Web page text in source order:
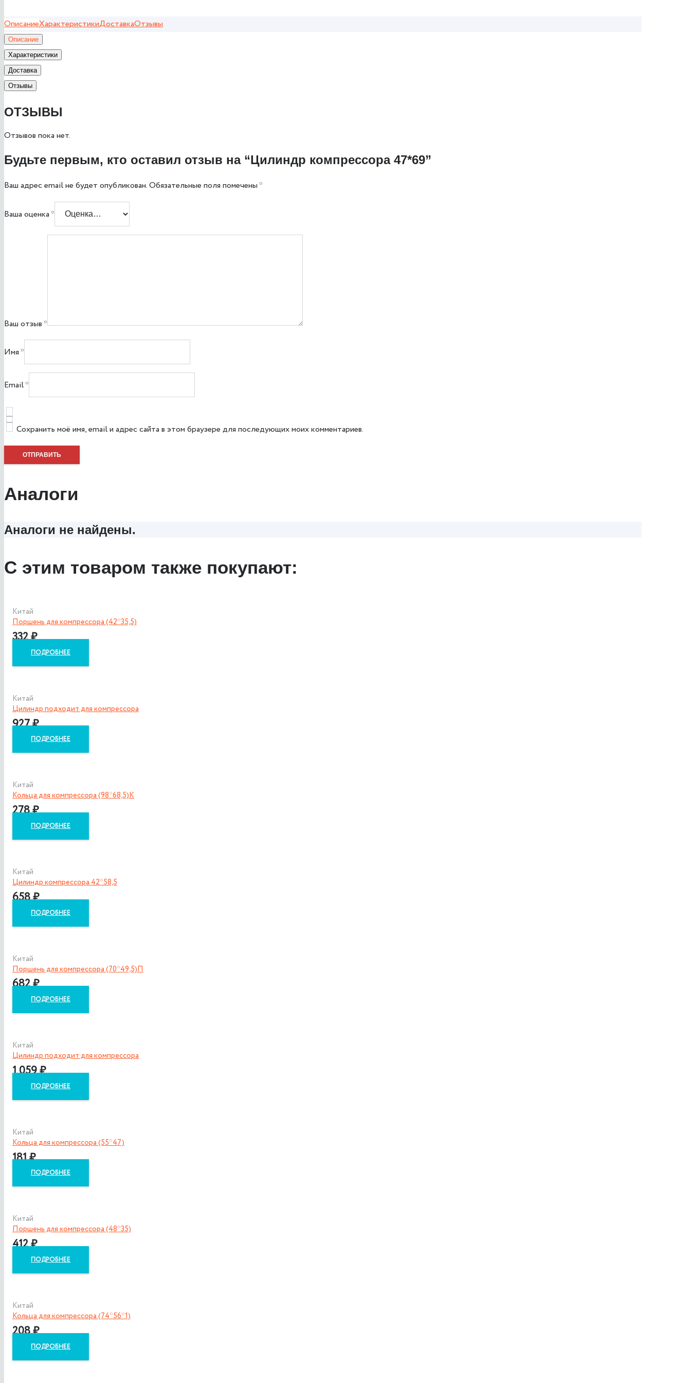
ОписаниеХарактеристикиДоставкаОтзывы
Описание
Характеристики
Доставка
Отзывы
ОТЗЫВЫ
Отзывов пока нет.
Будьте первым, кто оставил отзыв на “Цилиндр компрессора 47*69”
Ваш адрес email не будет опубликован.Обязательные поля помечены*
Ваша оценка*
Ваш отзыв*
Имя*
Email*
Сохранить моё имя, email и адрес сайта в этом браузере для последующих моих комментариев.
Аналоги
Аналоги не найдены.
С этим товаром также покупают:
Китай
Поршень для компрессора (42*35,5)
332₽
ПОДРОБНЕЕ
Китай
Цилиндр подходит для компрессора
927₽
ПОДРОБНЕЕ
Китай
Кольца для компрессора (98*68,5)К
278₽
ПОДРОБНЕЕ
Китай
Цилиндр компрессора 42*58,5
658₽
ПОДРОБНЕЕ
Китай
Поршень для компрессора (70*49,5)П
682₽
ПОДРОБНЕЕ
Китай
Цилиндр подходит для компрессора
1 059₽
ПОДРОБНЕЕ
Китай
Кольца для компрессора (55*47)
181₽
ПОДРОБНЕЕ
Китай
Поршень для компрессора (48*35)
412₽
ПОДРОБНЕЕ
Китай
Кольца для компрессора (74*56*1)
208₽
ПОДРОБНЕЕ